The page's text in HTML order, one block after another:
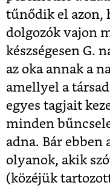
tűnődik el azon,
dolgozók vajon
készségesen G.
az oka annak a
amellyel a
egyes tagjait
minden
adna. Bár ebben
olyanok, akik
(közéjük